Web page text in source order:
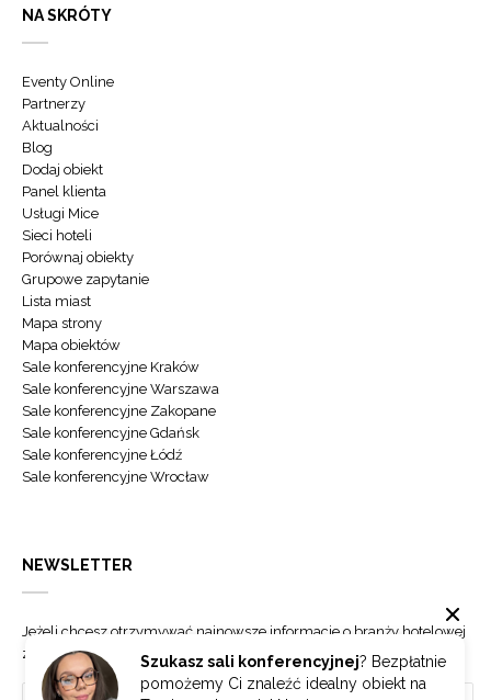
Szukasz sali konferencyjnej? Bezpłatnie
pomożemy Ci znaleźć idealny obiekt na
NA SKRÓTY
Eventy Online
Partnerzy
Aktualności
Blog
Dodaj obiekt
Panel klienta
Usługi Mice
Sieci hoteli
Porównaj obiekty
Grupowe zapytanie
Lista miast
Mapa strony
Mapa obiektów
Sale konferencyjne Kraków
Sale konferencyjne Warszawa
Sale konferencyjne Zakopane
Sale konferencyjne Gdańsk
Sale konferencyjne Łódź
Sale konferencyjne Wrocław
NEWSLETTER
Jeżeli chcesz otrzymywać najnowsze informacje o branży hotelowej
zapisz się do naszego newslettera.